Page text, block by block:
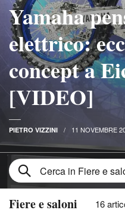
Yamaha
elettrico:
concept a
[VIDEO]
PIETRO VIZZINI 11 NOVEMBRE
Fiere e saloni 16